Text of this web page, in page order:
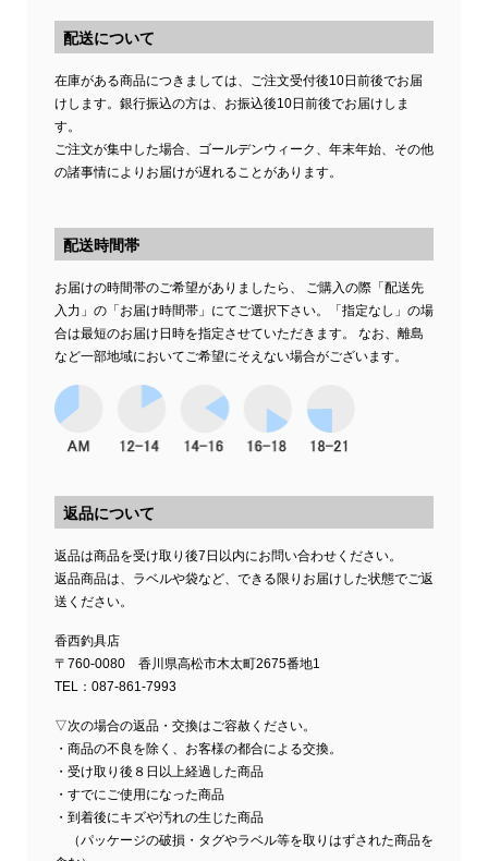
配送について
在庫がある商品につきましては、ご注文受付後10日前後でお届
けします。銀行振込の方は、お振込後10日前後でお届けしま
す。
ご注文が集中した場合、ゴールデンウィーク、年末年始、その他
の諸事情によりお届けが遅れることがあります。
配送時間帯
お届けの時間帯のご希望がありましたら、 ご購入の際「配送先
入力」の「お届け時間帯」にてご選択下さい。「指定なし」の場
合は最短のお届け日時を指定させていただきます。 なお、離島
など一部地域においてご希望にそえない場合がございます。
返品について
返品は商品を受け取り後7日以内にお問い合わせください。
返品商品は、ラベルや袋など、できる限りお届けした状態でご返
送ください。
香西釣具店
〒760-0080 香川県高松市木太町2675番地1
TEL：087-861-7993
▽次の場合の返品・交換はご容赦ください。
・商品の不良を除く、お客様の都合による交換。
・受け取り後８日以上経過した商品
・すでにご使用になった商品
・到着後にキズや汚れの生じた商品
（パッケージの破損・タグやラベル等を取りはずされた商品を